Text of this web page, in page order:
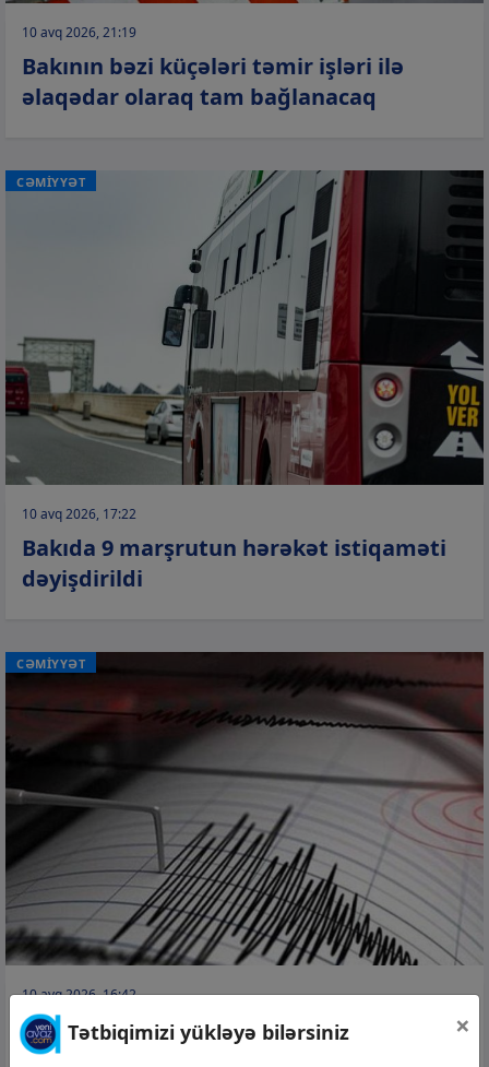
10 avq 2026, 21:19
Bakının bəzi küçələri təmir işləri ilə
əlaqədar olaraq tam bağlanacaq
CƏMİYYƏT
10 avq 2026, 17:22
Bakıda 9 marşrutun hərəkət istiqaməti
dəyişdirildi
CƏMİYYƏT
10 avq 2026, 16:42
Lerik-Lənkəran sərhədində zəlzələ olub
Tətbiqimizi yükləyə bilərsiniz ×